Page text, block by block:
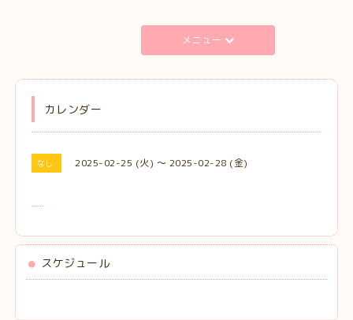
メニュー
カレンダー
なし 2025-02-25 (火) ～ 2025-02-28 (金)
スケジュール